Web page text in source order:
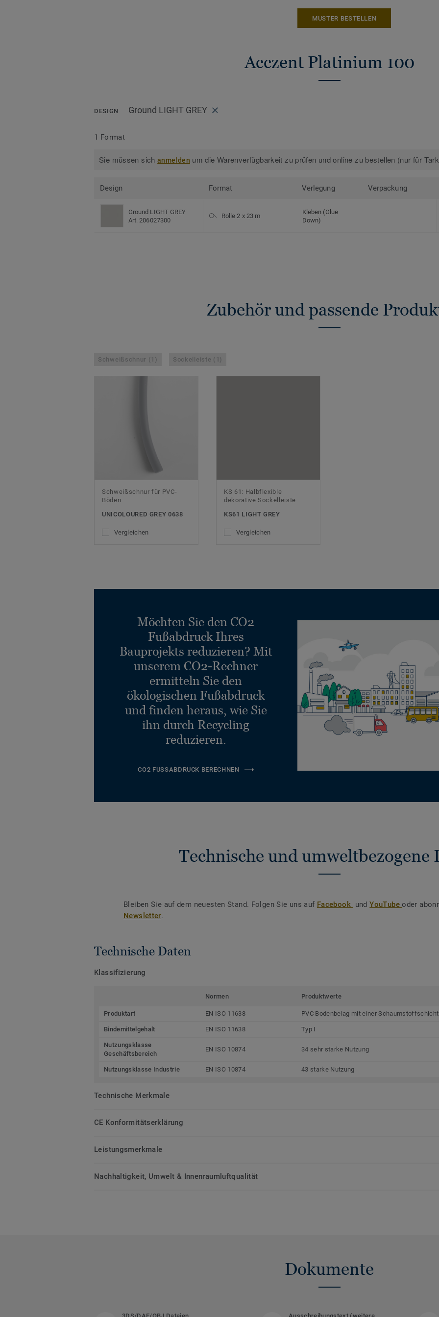
MUSTER BESTELLEN
Acczent Platinium 100
DESIGN Ground LIGHT GREY
1 Format
Sie müssen sichanmelden um die Warenverfügbarkeit zu prüfen und online zu bestellen (nur für
Design Format Verlegung Verpackung
Ground LIGHT GREY
Art. 206027300
Rolle 2 x 23 m
Kleben (Glue
Down)
Zubehör und passende
Schweißschnur (1) Sockelleiste (1)
Schweißschnur für PVC-
Böden
UNICOLOURED GREY 0638
Vergleichen
KS 61: Halbflexible
dekorative Sockelleiste
KS61 LIGHT GREY
Vergleichen
Möchten Sie den CO2
Fußabdruck Ihres
Bauprojekts reduzieren? Mit
unserem CO2-Rechner
ermitteln Sie den
ökologischen Fußabdruck
und finden heraus, wie Sie
ihn durch Recycling
reduzieren.
CO2 FUSSABDRUCK BERECHNEN
Technische und umweltbezogene
Bleiben Sie auf dem neuesten Stand. Folgen Sie uns auf Facebook undYouTubeoder
Newsletter.
Technische Daten
Klassifizierung
Normen Produktwerte
Produktart EN ISO 11638 PVC Bodenbelag mit einer Schaumstoffschicht
Bindemittelgehalt EN ISO 11638 Typ I
Nutzungsklasse
Geschäftsbereich
EN ISO 10874 34 sehr starke Nutzung
Nutzungsklasse Industrie EN ISO 10874 43 starke Nutzung
Technische Merkmale
CE Konformitätserklärung
Leistungsmerkmale
Nachhaltigkeit, Umwelt & Innenraumluftqualität
Dokumente